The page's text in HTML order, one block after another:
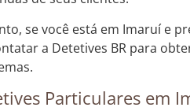
se você está em Imaruí e
a Detetives BR para
Particulares em